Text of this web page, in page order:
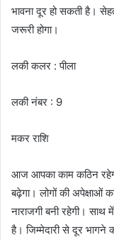
भावना दूर हो सकती है।
जरूरी होगा।
लकी कलर : पीला
लकी नंबर : 9
मकर राशि
आज आपका काम कठिन
बढ़ेगा। लोगों की अपेक्षाओं
नाराजगी बनी रहेगी। साथ
है। जिम्मेदारी से दूर